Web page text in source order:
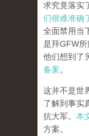
求究竟落实
们很难准确
全面禁用当
是拜GFW
他们想到了
备案。
这并不是世
了解到事实
抗大军。 本
方案。